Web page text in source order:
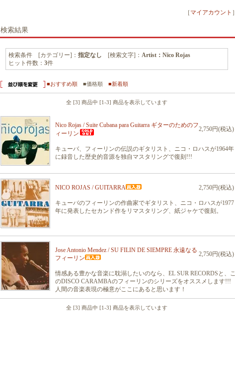
［ マイアカウント ］
検索結果
検索条件 [カテゴリー]： 指定なし [検索文字]： Artist：Nico Rojas
ヒット件数： 3件
■おすすめ順 ■価格順 ■新着順
全 [3] 商品中 [1-3] 商品を表示しています
Nico Rojas / Suite Cubana para Guitarra ギターのためのフ
ィーリン
2,750円(税込)
キューバ、フィーリンの伝説のギタリスト、ニコ・ロハスが1964年
に録音した歴史的音源を独自マスタリングで復刻!!!
NICO ROJAS / GUITARRA 2,750円(税込)
キューバのフィーリンの作曲家でギタリスト、ニコ・ロハスが1977
年に発表したセカンド作をリマスタリング、紙ジャケで復刻。
Jose Antonio Mendez / SU FILIN DE SIEMPRE 永遠なる
フィーリン
2,750円(税込)
情感ある豊かな音楽に耽溺したいのなら、EL SUR RECORDSと、こ
のDISCO CARAMBAのフィーリンのシリーズをオススメします!!!
人間の音楽表現の極意がここにあると思います！
全 [3] 商品中 [1-3] 商品を表示しています